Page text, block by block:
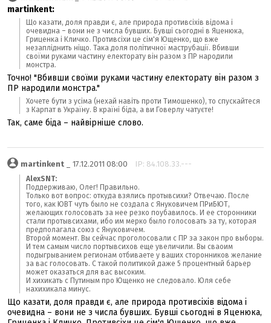
martinkent:
Що казати, доля правди є, але природа противсіхів відома і
очевидна – вони не з числа бувших. Бувші сьогодні в Яценюка,
Гриценка і Кличко. Противсіхи це сім'я Ющенко, що вже
незапліднить ніщо. Така доля політичної маструбації. Вбивши
своїми руками частину електорату він разом з ПР народили
монстра.
Точно! "Вбивши своїми руками частину електорату він разом з
ПР народили монстра."
Хочете бути з усіма (нехай навіть проти Тимошенко), то спускайтеся
з Карпат в Україну. В країні біда, а ви Говерлу чатуєте!
Так, саме біда – найвірніше слово.
martinkent _ 17.12.2011 08:00 IP: 84.108.33.---
AlexSNT:
Поддерживаю, Олег! Правильно.
Только вот вопрос: откуда взялись протывсихи? Отвечаю. После
того, как ЮВТ чуть было не создала с Януковичем ПРиБЮТ,
желающих голосовать за нее резко поубавилось. И ее сторонники
стали протывсихами, ибо им мерко было голосовать за ту, которая
предполагала союз с Януковичем.
Второй момент. Вы сейчас проголосовали с ПР за закон про выборы.
И тем самым число портывсихов еще увеличили. Вы сваоим
подыгрыванием регионам отбиваете у ваших сторонников желание
за вас голосовать. С такой политикой даже 5 процентный барьер
может оказаться для вас высоким.
И хихикать с Путиным про Ющенко не следовало. Юля себе
нахихикала минус.
Що казати, доля правди є, але природа противсіхів відома і
очевидна – вони не з числа бувших. Бувші сьогодні в Яценюка,